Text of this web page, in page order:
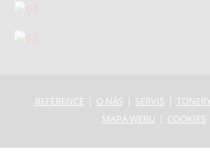
REFERENCE O NÁS SERVIS
MAPA WEBU
COOKIES